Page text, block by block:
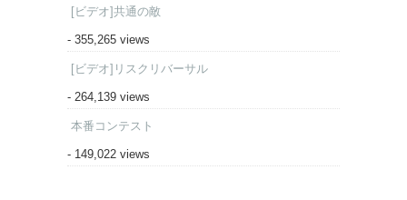
[ビデオ]共通の敵
- 355,265 views
[ビデオ]リスクリバーサル
- 264,139 views
本番コンテスト
- 149,022 views